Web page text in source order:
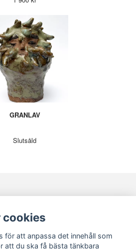
GRANLAV
Slutsåld
cookies
för att anpassa det innehåll som
att du ska få bästa tänkbara